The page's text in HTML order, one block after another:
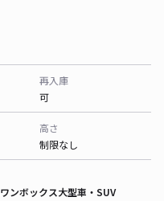
再入庫
可
高さ
制限なし
ワンボックス大型車・SUV